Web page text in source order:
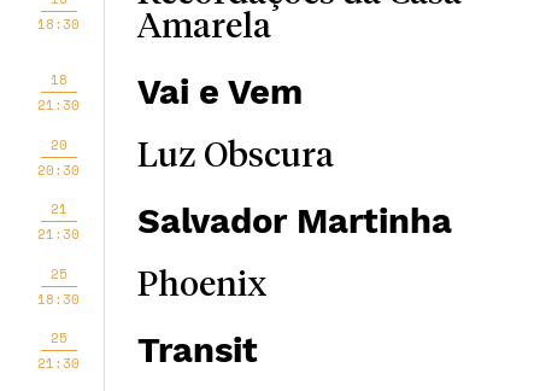
18:30
Amarela
18
21:30
Vai e Vem
20
20:30
Luz Obscura
21
21:30
Salvador Martinha
25
18:30
Phoenix
25
21:30
Transit